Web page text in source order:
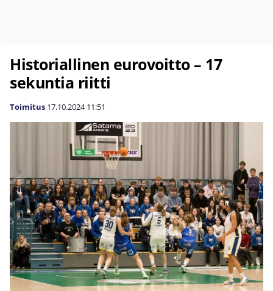
Historiallinen eurovoitto – 17
sekuntia riitti
Toimitus 17.10.2024 11:51